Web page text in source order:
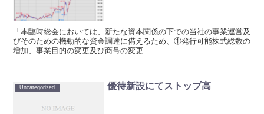
「本臨時総会においては、新たな資本関係の下での当社の事業運営及
びそのための機動的な資金調達に備えるため、①発行可能株式総数の
増加、事業目的の変更及び商号の変更...
Uncategorized 優待新設にてストップ高